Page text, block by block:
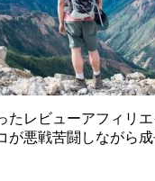
たレビューアフィリ
が悪戦苦闘しながら